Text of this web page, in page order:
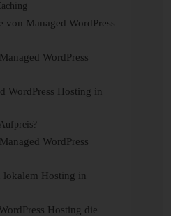
von Managed WordPress
WordPress
WordPress Hosting in
WordPress
lokalem Hosting in
Hosting die